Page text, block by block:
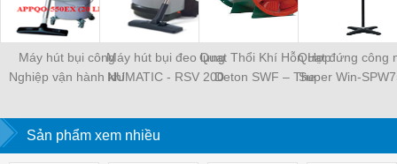
Máy hút bụi công
Nghiệp vận hành khí
Máy hút bụi đeo lưng
NUMATIC - RSV 200
Quạt Thổi Khí Hỗn Hợp
Deton SWF – The
Deton SWF
Quạt đứng công
Super Win-
Sản phẩm xem nhiều